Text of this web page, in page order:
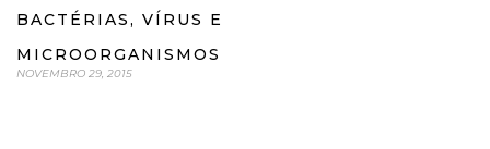
BACTÉRIAS, VÍRUS E
MICROORGANISMOS
NOVEMBRO 29, 2015